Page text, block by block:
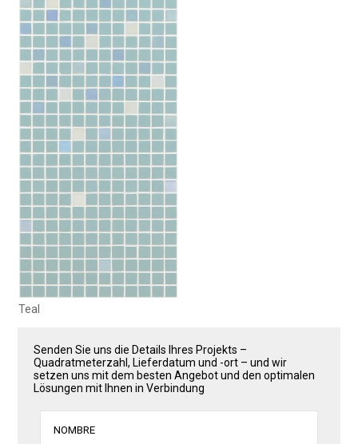
Teal
Senden Sie uns die Details Ihres Projekts –
Quadratmeterzahl, Lieferdatum und -ort – und wir
setzen uns mit dem besten Angebot und den optimalen
Lösungen mit Ihnen in Verbindung